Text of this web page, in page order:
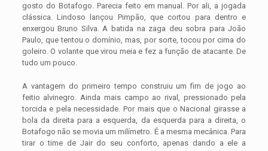
gosto do Botafogo. Parecia feito em manual. Por ali, a jogada
clássica. Lindoso lançou Pimpão, que cortou para dentro e
enxergou Bruno Silva. A batida na zaga deu sobra para João
Paulo, que tentou o domínio, mas, por sorte, tocou por cima do
goleiro. O volante que virou meia e fez a função de atacante. De
tudo um pouco.
A vantagem do primeiro tempo construiu um fim de jogo ao
feitio alvinegro. Ainda mais campo ao rival, pressionado pela
torcida e pela necessidade. Por mais que o Nacional girasse a
bola da direita para a esquerda, da esquerda para a direita, o
Botafogo não se movia um milímetro. É a mesma mecânica. Para
tirar o time de Jair do seu conforto, apenas dando a ele a